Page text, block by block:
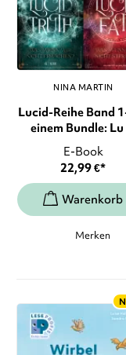
NINA MARTIN
Lucid-Reihe Band
einem Bundle: Lu
E-Book
22,99€*
Merken